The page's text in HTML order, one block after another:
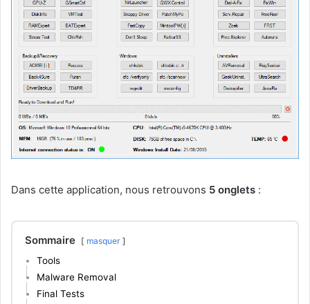
Dans cette application, nous retrouvons 5 onglets :
Sommaire masquer
Tools
Malware Removal
Final Tests